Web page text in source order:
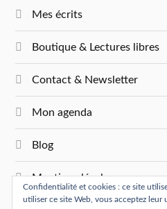
Mes écrits
Boutique & Lectures libres
Contact & Newsletter
Mon agenda
Blog
Mentions légales
Confidentialité et cookies : ce site
utiliser ce site Web, vous acceptez leur